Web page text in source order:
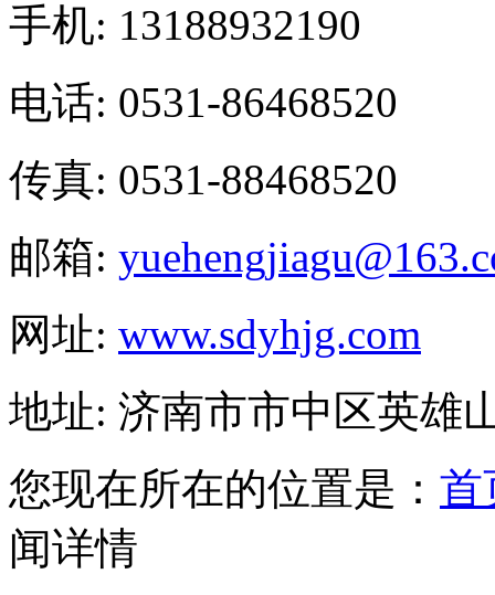
手机: 13188932190
电话: 0531-86468520
传真: 0531-88468520
邮箱:
网址: www.sdyhjg.com
地址: 济南市市中区英雄
您现在所在的位置是： 首
闻详情